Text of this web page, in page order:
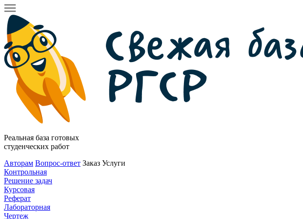
Реальная база готовых
студенческих работ
Авторам Вопрос-ответ Заказ Услуги
Контрольная
Решение задач
Курсовая
Реферат
Лабораторная
Чертеж